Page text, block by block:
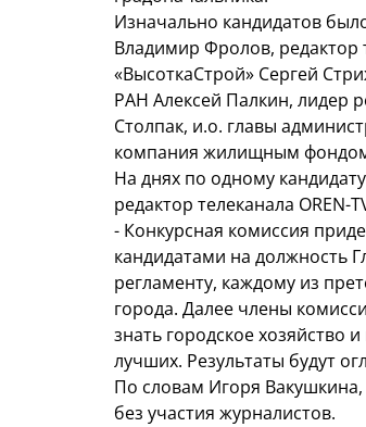
Изначально кандидатов
Владимир Фролов,
«ВысоткаСтрой» Сергей
РАН Алексей Палкин, лидер
Столпак, и.о. главы
компания жилищным
На днях по одному
редактор телеканала OREN-
- Конкурсная комиссия
кандидатами на должность
регламенту, каждому из
города. Далее члены
знать городское хозяйство
лучших. Результаты будут
По словам Игоря
без участия журналистов.